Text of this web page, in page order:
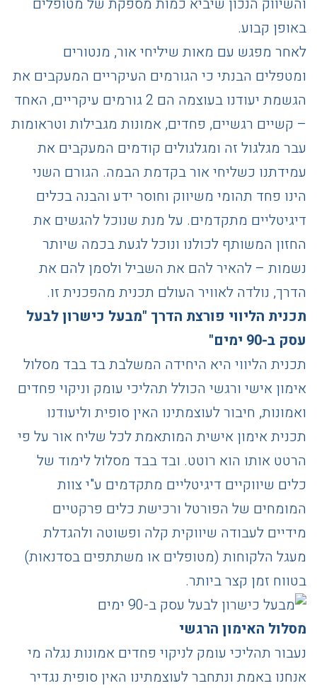
באופן קבוע.
לאחר מפגש עם מאות שיליחי אור, מנטורים
ומטפלים הבנתי כי הגורמים העיקריים המעקבים את
הגשמת יעודנו בעוצמה הם 2 גורמים עיקריים, האחד
– קשיים רגשיים, פחדים, אמונות מגבילות וטראומות
עבר מגלגול זה ומגלגולים קודמים המעקבים את
עמידתנו כשליחי אור בקדמת הבמה. הגורם השני
הינו פחד תהומי משיווק וחוסר ידע והבנה בכלים
דיגיטליים מתקדמים. על מנת שנוכל להגשים את
החזון המשותף לכולנו ונוכל לגעת בכמה שיותר
נשמות – להאיר להם את השביל ולסמן להם את
הדרך, נולדה לאוויר העולם תכנית מהפכנית זו.
תכנית הליווי פורצת הדרך "מבעל כישרון לבעל
עסק ב-90 ימים"
תכנית הליווי היא היחידה המשלבת בד בבד מסלול
אימון אישי ורגשי הכולל תהליכי עומק וניקוי פחדים
ואמונות, חיבור לעוצמתינו האין סופית וליעודנו
תכנית אימון אישית המותאמת לכל שליח אור על פי
הרטט אותו הוא רוטט. ובד בבד מסלול לימוד של
כלים שיווקיים דיגיטליים מתקדמים ע"י צוות
המומחים של הפורטל ורכישת כלים פרקטיים
מידיים לעבודה שיווקית קלה ופשוטה ולהגדלת
מעגל הלקוחות (מטופלים או משתתפים בסדנאות)
בטווח זמן קצר ביותר.
מסלול האימון הרגשי
נעבור תהליכי עומק לניקוי פחדים אמונות נגלה מי
אנחנו באמת ונתחבר לעוצמתינו האין סופית נגדיר